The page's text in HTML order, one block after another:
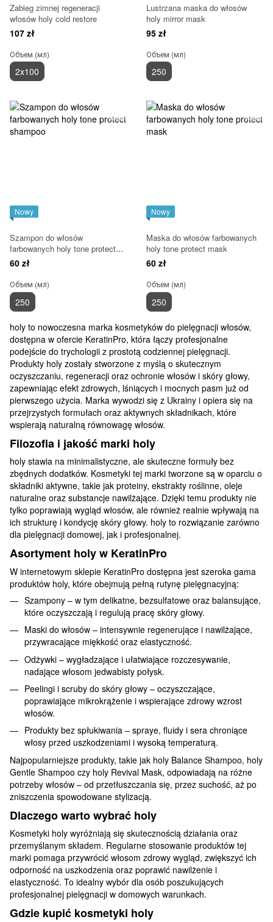
Zabieg zimnej regeneracji
włosów holy cold restore
107 zł
Объем (мл)
2х100
Lustrzana maska do włosów
holy mirror mask
95 zł
Объем (мл)
250
Nowy
Szampon do włosów
farbowanych holy tone protect
shampoo
60 zł
Объем (мл)
250
Nowy
Maska do włosów farbowanych
holy tone protect mask
60 zł
Объем (мл)
250
holy to nowoczesna marka kosmetyków do pielęgnacji włosów,
dostępna w ofercie KeratinPro, która łączy profesjonalne
podejście do trychologii z prostotą codziennej pielęgnacji.
Produkty holy zostały stworzone z myślą o skutecznym
oczyszczaniu, regeneracji oraz ochronie włosów i skóry głowy,
zapewniając efekt zdrowych, lśniących i mocnych pasm już od
pierwszego użycia. Marka wywodzi się z Ukrainy i opiera się na
przejrzystych formułach oraz aktywnych składnikach, które
wspierają naturalną równowagę włosów.
Filozofia i jakość marki holy
holy stawia na minimalistyczne, ale skuteczne formuły bez
zbędnych dodatków. Kosmetyki tej marki tworzone są w oparciu o
składniki aktywne, takie jak proteiny, ekstrakty roślinne, oleje
naturalne oraz substancje nawilżające. Dzięki temu produkty nie
tylko poprawiają wygląd włosów, ale również realnie wpływają na
ich strukturę i kondycję skóry głowy. holy to rozwiązanie zarówno
dla pielęgnacji domowej, jak i profesjonalnej.
Asortyment holy w KeratinPro
W internetowym sklepie KeratinPro dostępna jest szeroka gama
produktów holy, które obejmują pełną rutynę pielęgnacyjną:
Szampony – w tym delikatne, bezsulfatowe oraz balansujące,
które oczyszczają i regulują pracę skóry głowy.
Maski do włosów – intensywnie regenerujące i nawilżające,
przywracające miękkość oraz elastyczność.
Odżywki – wygładzające i ułatwiające rozczesywanie,
nadające włosom jedwabisty połysk.
Peelingi i scruby do skóry głowy – oczyszczające,
poprawiające mikrokrążenie i wspierające zdrowy wzrost
włosów.
Produkty bez spłukiwania – spraye, fluidy i sera chroniące
włosy przed uszkodzeniami i wysoką temperaturą.
Najpopularniejsze produkty, takie jak holy Balance Shampoo, holy
Gentle Shampoo czy holy Revival Mask, odpowiadają na różne
potrzeby włosów – od przetłuszczania się, przez suchość, aż po
zniszczenia spowodowane stylizacją.
Dlaczego warto wybrać holy
Kosmetyki holy wyróżniają się skutecznością działania oraz
przemyślanym składem. Regularne stosowanie produktów tej
marki pomaga przywrócić włosom zdrowy wygląd, zwiększyć ich
odporność na uszkodzenia oraz poprawić nawilżenie i
elastyczność. To idealny wybór dla osób poszukujących
profesjonalnej pielęgnacji w domowych warunkach.
Gdzie kupić kosmetyki holy